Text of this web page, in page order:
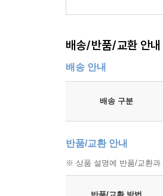
배송/반품/교환 안내
배송 안내
배송 구분
반품/교환 안내
※ 상품 설명에 반품/교환과